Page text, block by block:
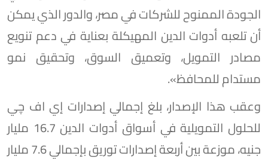
الجودة الممنوح للشركات في مصر، والدور الذي يمكن
أن تلعبه أدوات الدين المهيكلة بعناية في دعم تنويع
مصادر التمويل، وتعميق السوق، وتحقيق نمو
مستدام للمحافظ».
وعقب هذا الإصدار، بلغ إجمالي إصدارات إي اف چي
للحلول التمويلية في أسواق أدوات الدين 16.7 مليار
جنيه، موزعة بين أربعة إصدارات توريق بإجمالي 7.6 مليار